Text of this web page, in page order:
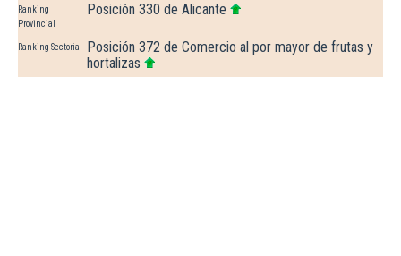
Ranking
Provincial
Posición 330 de Alicante
Ranking Sectorial
Posición 372 de Comercio al por mayor de frutas y
hortalizas